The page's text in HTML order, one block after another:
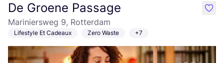
De Groene Passage
Mariniersweg 9, Rotterdam
Lifestyle Et Cadeaux Zero Waste +7
like